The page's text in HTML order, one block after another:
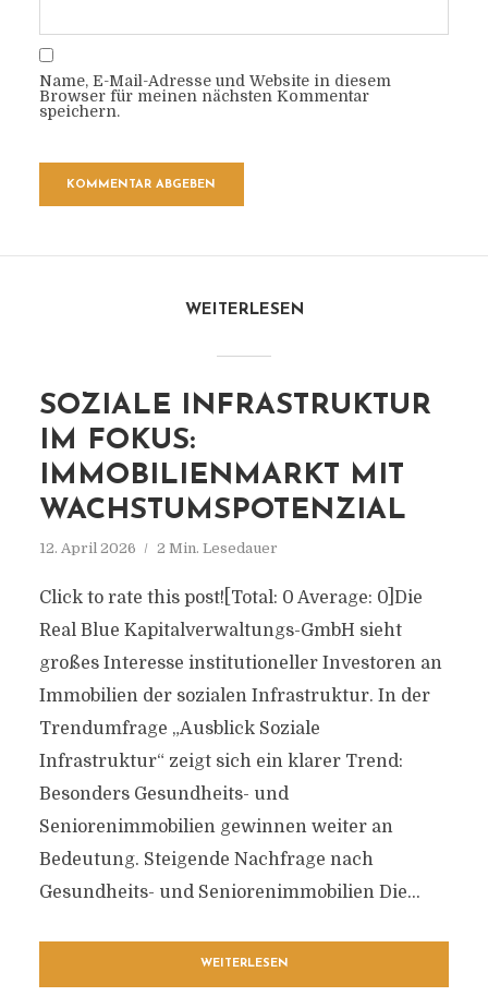
Name, E-Mail-Adresse und Website in diesem
Browser für meinen nächsten Kommentar
speichern.
WEITERLESEN
SOZIALE INFRASTRUKTUR
IM FOKUS:
IMMOBILIENMARKT MIT
WACHSTUMSPOTENZIAL
12. April 2026 2 Min. Lesedauer
Click to rate this post![Total: 0 Average: 0]Die
Real Blue Kapitalverwaltungs-GmbH sieht
großes Interesse institutioneller Investoren an
Immobilien der sozialen Infrastruktur. In der
Trendumfrage „Ausblick Soziale
Infrastruktur“ zeigt sich ein klarer Trend:
Besonders Gesundheits- und
Seniorenimmobilien gewinnen weiter an
Bedeutung. Steigende Nachfrage nach
Gesundheits- und Seniorenimmobilien Die...
WEITERLESEN